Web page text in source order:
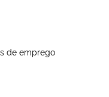
de emprego